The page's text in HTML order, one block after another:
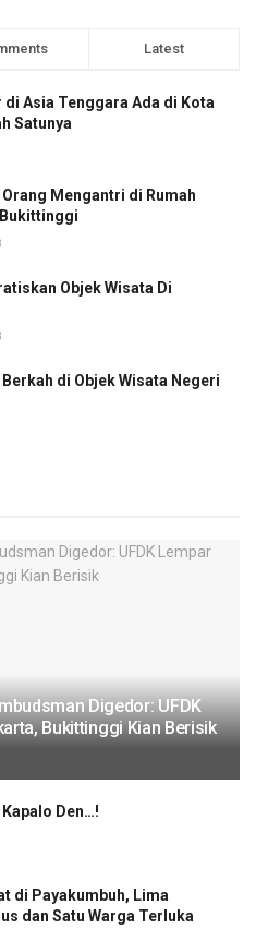
Latest
Asia Tenggara Ada di Kota
Satunya
Orang Mengantri di Rumah
Objek Wisata Di
di Objek Wisata Negeri
Digedor: UFDK
Bukittinggi Kian Berisik
Den…!
di Payakumbuh, Lima
dan Satu Warga Terluka